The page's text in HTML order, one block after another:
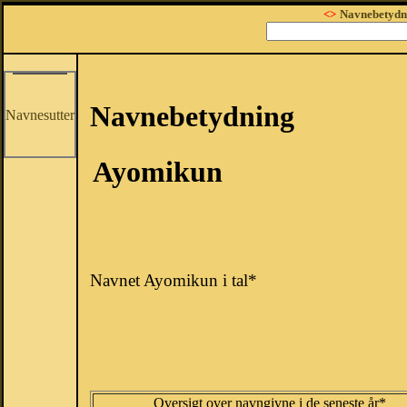
<>
Navnesutter
Navnebetydning
Ayomikun
Navnet Ayomikun i tal*
Oversigt over navngivne i de seneste år*